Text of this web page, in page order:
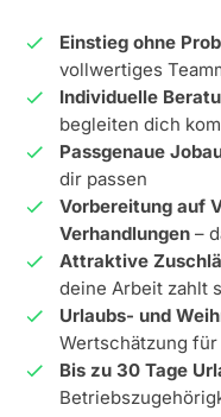
Einstieg ohne
vollwertiges
Individuelle
begleiten dich
Passgenaue
dir passen
Vorbereitung auf
Verhandlungen –
Attraktive
deine Arbeit zahlt
Urlaubs- und
Wertschätzung
Bis zu 30 Tage